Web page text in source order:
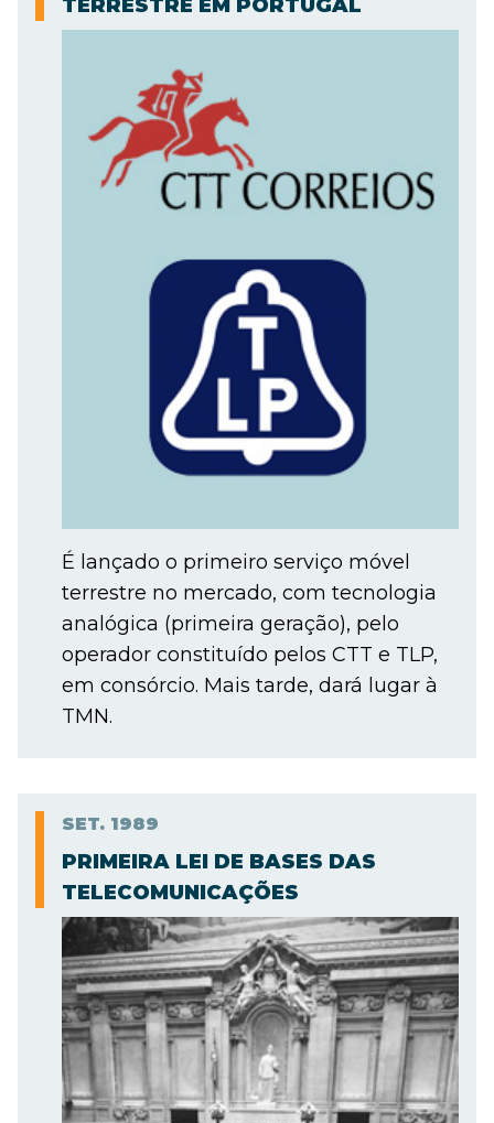
TERRESTRE EM PORTUGAL
É lançado o primeiro serviço móvel
terrestre no mercado, com tecnologia
analógica (primeira geração), pelo
operador constituído pelos CTT e TLP,
em consórcio. Mais tarde, dará lugar à
TMN.
SET. 1989
PRIMEIRA LEI DE BASES DAS
TELECOMUNICAÇÕES